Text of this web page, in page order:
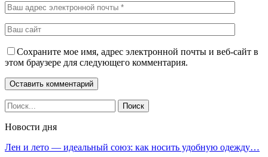
Сохраните мое имя, адрес электронной почты и веб-сайт в
этом браузере для следующего комментария.
Новости дня
Лен и лето — идеальный союз: как носить удобную одежду…